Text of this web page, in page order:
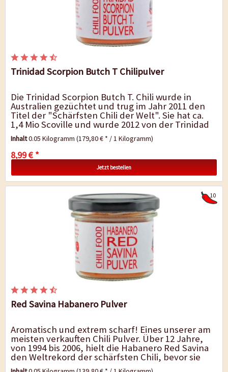
Trinidad Scorpion Butch T Chilipulver
Die Trinidad Scorpion Butch T. Chili wurde in
Australien gezüchtet und trug im Jahr 2011 den
Titel der "Schärfsten Chili der Welt". Sie hat ca.
1,4 Mio Scoville und wurde 2012 von der Trinidad
Scorpion Moruga (2 Mio Scoville) und 2013...
Inhalt0.05 Kilogramm(179,80 € * / 1 Kilogramm)
8,99 € *
Jetzt bestellen
10
Red Savina Habanero Pulver
Aromatisch und extrem scharf! Eines unserer am
meisten verkauften Chili Pulver. Über 12 Jahre,
von 1994 bis 2006, hielt die Habanero Red Savina
den Weltrekord der schärfsten Chili, bevor sie
von der Bhut Jolokia...